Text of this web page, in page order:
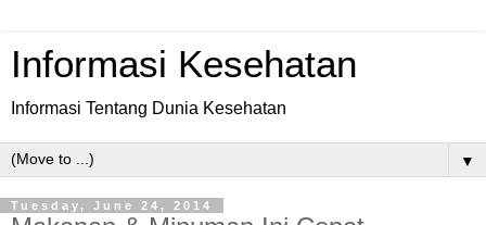
Informasi Kesehatan
Informasi Tentang Dunia Kesehatan
▼
Tuesday, June 24, 2014